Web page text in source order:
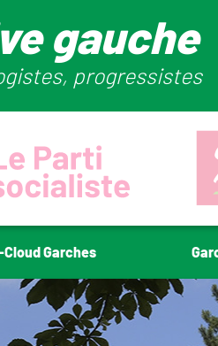
gauche
progressistes
Garches